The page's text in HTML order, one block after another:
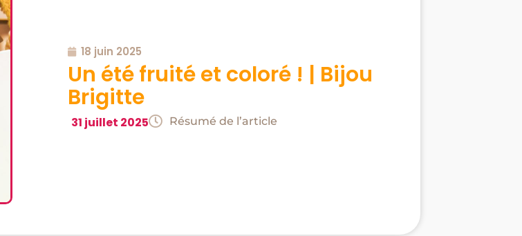
18 juin 2025
Un été fruité et coloré ! | Bijou
Brigitte
31 juillet 2025 Résumé de l’article